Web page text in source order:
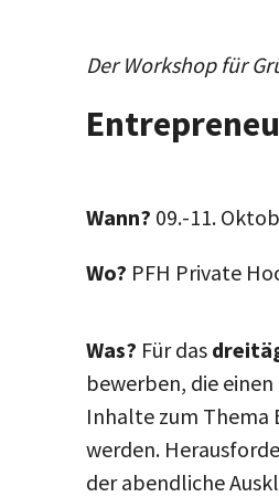
Der Workshop für
Wann? 09.-11.
Wo? PFH Private
Was? Für das
bewerben, die
Inhalte zum Thema
werden.
der abendliche